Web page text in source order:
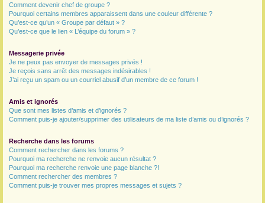
Comment devenir chef de groupe ?
Pourquoi certains membres apparaissent dans une couleur différente ?
Qu’est-ce qu’un « Groupe par défaut » ?
Qu’est-ce que le lien « L’équipe du forum » ?
Messagerie privée
Je ne peux pas envoyer de messages privés !
Je reçois sans arrêt des messages indésirables !
J’ai reçu un spam ou un courriel abusif d’un membre de ce forum !
Amis et ignorés
Que sont mes listes d’amis et d’ignorés ?
Comment puis-je ajouter/supprimer des utilisateurs de ma liste d’amis ou d’ignorés ?
Recherche dans les forums
Comment rechercher dans les forums ?
Pourquoi ma recherche ne renvoie aucun résultat ?
Pourquoi ma recherche renvoie une page blanche ?!
Comment rechercher des membres ?
Comment puis-je trouver mes propres messages et sujets ?